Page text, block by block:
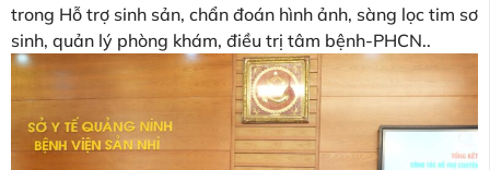
trong Hỗ trợ sinh sản, chẩn đoán hình ảnh, sàng lọc tim sơ
sinh, quản lý phòng khám, điều trị tâm bệnh-PHCN..